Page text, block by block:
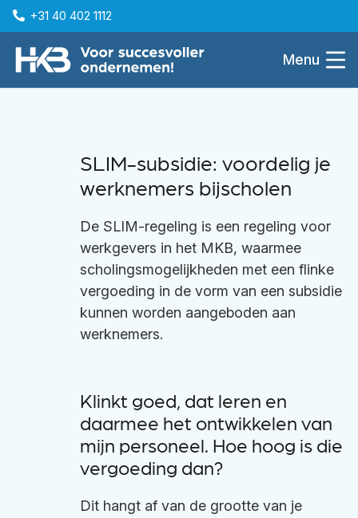
+31 40 402 1112
Menu
SLIM-subsidie: voordelig je
werknemers bijscholen
De SLIM-regeling is een regeling voor
werkgevers in het MKB, waarmee
scholingsmogelijkheden met een flinke
vergoeding in de vorm van een subsidie
kunnen worden aangeboden aan
werknemers.
Klinkt goed, dat leren en
daarmee het ontwikkelen van
mijn personeel. Hoe hoog is die
vergoeding dan?
Dit hangt af van de grootte van je